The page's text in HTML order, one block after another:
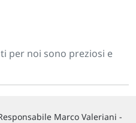
per noi sono preziosi e
Marco Valeriani -